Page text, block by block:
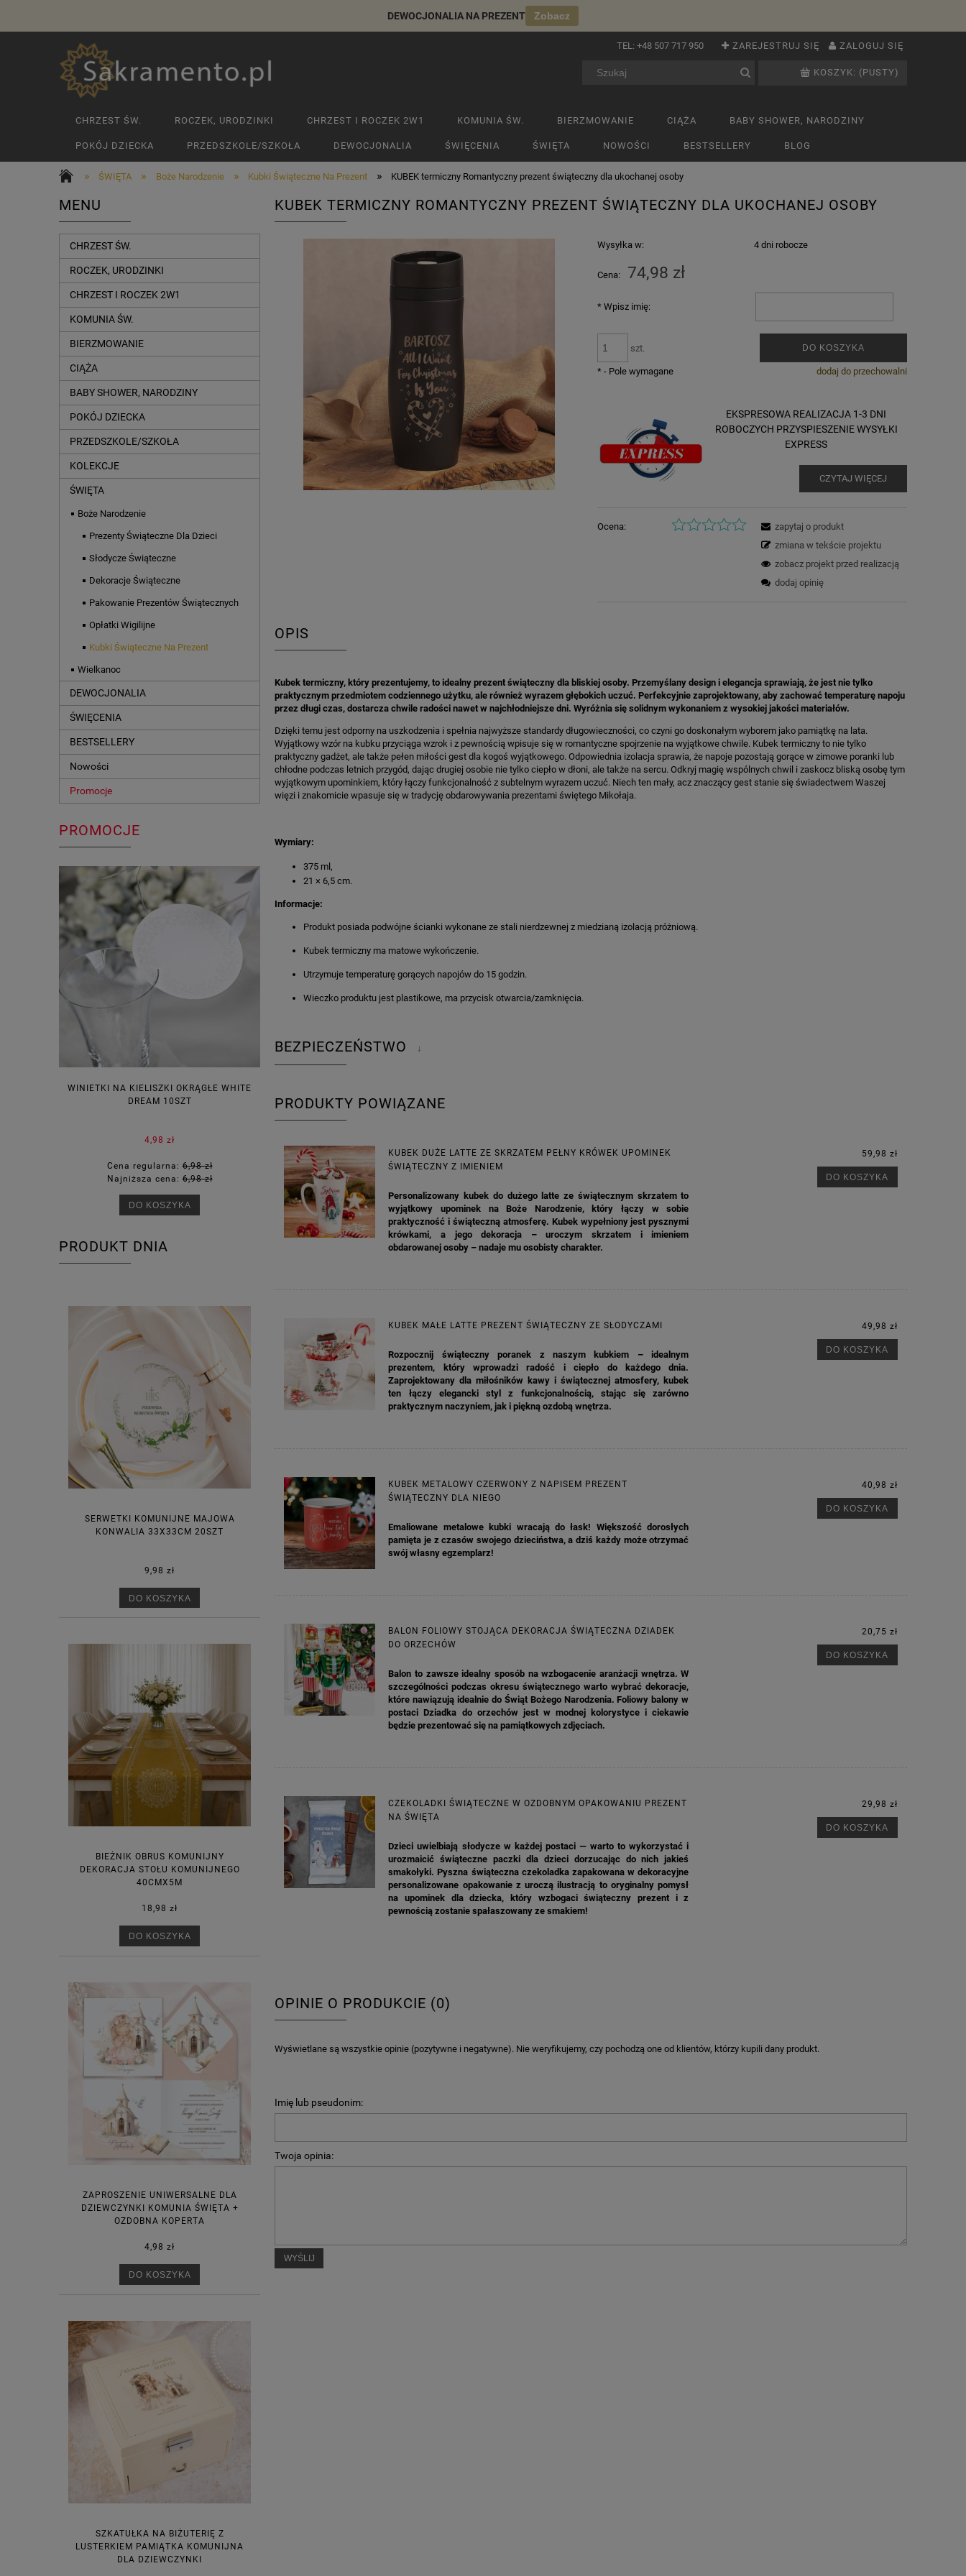
DEWOCJONALIA NA PREZENT Zobacz
ZAREJESTRUJ SIĘ ZALOGUJ SIĘ
TEL: +48 507 717 950
KOSZYK: (PUSTY)
CHRZEST ŚW. ROCZEK, URODZINKI CHRZEST I ROCZEK 2W1 KOMUNIA ŚW. BIERZMOWANIE CIĄŻA BABY SHOWER, NARODZINY
POKÓJ DZIECKA PRZEDSZKOLE/SZKOŁA DEWOCJONALIA ŚWIĘCENIA ŚWIĘTA NOWOŚCI BESTSELLERY BLOG
» ŚWIĘTA » Boże Narodzenie » Kubki Świąteczne Na Prezent » KUBEK termiczny Romantyczny prezent świąteczny dla ukochanej osoby
MENU
CHRZEST ŚW.
ROCZEK, URODZINKI
CHRZEST I ROCZEK 2W1
KOMUNIA ŚW.
BIERZMOWANIE
CIĄŻA
BABY SHOWER, NARODZINY
POKÓJ DZIECKA
PRZEDSZKOLE/SZKOŁA
KOLEKCJE
ŚWIĘTA
Boże Narodzenie
Prezenty Świąteczne Dla Dzieci
Słodycze Świąteczne
Dekoracje Świąteczne
Pakowanie Prezentów Świątecznych
Opłatki Wigilijne
Kubki Świąteczne Na Prezent
Wielkanoc
DEWOCJONALIA
ŚWIĘCENIA
BESTSELLERY
Nowości
Promocje
PROMOCJE
WINIETKI NA KIELISZKI OKRĄGŁE WHITE
DREAM 10SZT
4,98 zł
Cena regularna:6,98 zł
Najniższa cena:6,98 zł
DO KOSZYKA
KORONKA KWADRAT 10SZT
Cena regularna:
9,98 zł
Najniższa cena:
DO KOSZYKA DO KOSZYKA
PRODUKT DNIA
SERWETKI KOMUNIJNE MAJOWA
KONWALIA 33X33CM 20SZT
9,98 zł
DO KOSZYKA
BIEŻNIK OBRUS KOMUNIJNY
DEKORACJA STOŁU KOMUNIJNEGO
40CMX5M
18,98 zł
DO KOSZYKA
ZAPROSZENIE UNIWERSALNE DLA
DZIEWCZYNKI KOMUNIA ŚWIĘTA +
OZDOBNA KOPERTA
4,98 zł
DO KOSZYKA
SZKATUŁKA NA BIŻUTERIĘ Z
LUSTERKIEM PAMIĄTKA KOMUNIJNA
DLA DZIEWCZYNKI
KUBEK TERMICZNY ROMANTYCZNY PREZENT ŚWIĄTECZNY DLA UKOCHANEJ OSOBY
Wysyłka w: 4 dni robocze
Cena: 74,98 zł
* Wpisz imię:
szt. DO KOSZYKA
dodaj do przechowalni
* - Pole wymagane
EKSPRESOWA REALIZACJA 1-3 DNI
ROBOCZYCH PRZYSPIESZENIE WYSYŁKI
EXPRESS
CZYTAJ WIĘCEJ
Ocena:
zapytaj o produkt
zmiana w tekście projektu
zobacz projekt przed realizacją
dodaj opinię
OPIS
Kubek termiczny, który prezentujemy, to idealny prezent świąteczny dla bliskiej osoby. Przemyślany design i elegancja sprawiają, że jest nie tylko
praktycznym przedmiotem codziennego użytku, ale również wyrazem głębokich uczuć. Perfekcyjnie zaprojektowany, aby zachować temperaturę napoju
przez długi czas, dostarcza chwile radości nawet w najchłodniejsze dni. Wyróżnia się solidnym wykonaniem z wysokiej jakości materiałów.
Dzięki temu jest odporny na uszkodzenia i spełnia najwyższe standardy długowieczności, co czyni go doskonałym wyborem jako pamiątkę na lata.
Wyjątkowy wzór na kubku przyciąga wzrok i z pewnością wpisuje się w romantyczne spojrzenie na wyjątkowe chwile. Kubek termiczny to nie tylko
praktyczny gadżet, ale także pełen miłości gest dla kogoś wyjątkowego. Odpowiednia izolacja sprawia, że napoje pozostają gorące w zimowe poranki lub
chłodne podczas letnich przygód, dając drugiej osobie nie tylko ciepło w dłoni, ale także na sercu. Odkryj magię wspólnych chwil i zaskocz bliską osobę tym
wyjątkowym upominkiem, który łączy funkcjonalność z subtelnym wyrazem uczuć. Niech ten mały, acz znaczący gest stanie się świadectwem Waszej
więzi i znakomicie wpasuje się w tradycję obdarowywania prezentami świętego Mikołaja.
Wymiary:
375 ml,
21 × 6,5 cm.
Informacje:
Produkt posiada podwójne ścianki wykonane ze stali nierdzewnej z miedzianą izolacją próżniową.
Kubek termiczny ma matowe wykończenie.
Utrzymuje temperaturę gorących napojów do 15 godzin.
Wieczko produktu jest plastikowe, ma przycisk otwarcia/zamknięcia.
BEZPIECZEŃSTWO ↓
PRODUKTY POWIĄZANE
KUBEK DUŻE LATTE ZE SKRZATEM PEŁNY KRÓWEK UPOMINEK
ŚWIĄTECZNY Z IMIENIEM
Personalizowany kubek do dużego latte ze świątecznym skrzatem to
wyjątkowy upominek na Boże Narodzenie, który łączy w sobie
praktyczność i świąteczną atmosferę. Kubek wypełniony jest pysznymi
krówkami, a jego dekoracja – uroczym skrzatem i imieniem
obdarowanej osoby – nadaje mu osobisty charakter.
59,98 zł
DO KOSZYKA
KUBEK MAŁE LATTE PREZENT ŚWIĄTECZNY ZE SŁODYCZAMI
Rozpocznij świąteczny poranek z naszym kubkiem – idealnym
prezentem, który wprowadzi radość i ciepło do każdego dnia.
Zaprojektowany dla miłośników kawy i świątecznej atmosfery, kubek
ten łączy elegancki styl z funkcjonalnością, stając się zarówno
praktycznym naczyniem, jak i piękną ozdobą wnętrza.
49,98 zł
DO KOSZYKA
KUBEK METALOWY CZERWONY Z NAPISEM PREZENT
ŚWIĄTECZNY DLA NIEGO
Emaliowane metalowe kubki wracają do łask! Większość dorosłych
pamięta je z czasów swojego dzieciństwa, a dziś każdy może otrzymać
swój własny egzemplarz!
40,98 zł
DO KOSZYKA
BALON FOLIOWY STOJĄCA DEKORACJA ŚWIĄTECZNA DZIADEK
DO ORZECHÓW
Balon to zawsze idealny sposób na wzbogacenie aranżacji wnętrza. W
szczególności podczas okresu świątecznego warto wybrać dekoracje,
które nawiązują idealnie do Świąt Bożego Narodzenia. Foliowy balony w
postaci Dziadka do orzechów jest w modnej kolorystyce i ciekawie
będzie prezentować się na pamiątkowych zdjęciach.
20,75 zł
DO KOSZYKA
CZEKOLADKI ŚWIĄTECZNE W OZDOBNYM OPAKOWANIU PREZENT
NA ŚWIĘTA
Dzieci uwielbiają słodycze w każdej postaci — warto to wykorzystać i
urozmaicić świąteczne paczki dla dzieci dorzucając do nich jakieś
smakołyki. Pyszna świąteczna czekoladka zapakowana w dekoracyjne
personalizowane opakowanie z uroczą ilustracją to oryginalny pomysł
na upominek dla dziecka, który wzbogaci świąteczny prezent i z
pewnością zostanie spałaszowany ze smakiem!
29,98 zł
DO KOSZYKA
OPINIE O PRODUKCIE (0)
Wyświetlane są wszystkie opinie (pozytywne i negatywne). Nie weryfikujemy, czy pochodzą one od klientów, którzy kupili dany produkt.
Imię lub pseudonim:
Twoja opinia:
WYŚLIJ